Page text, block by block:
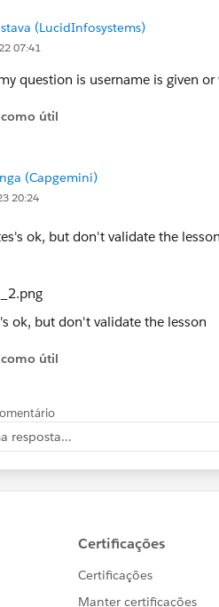
(LucidInfosystems)
07:41
question is username is given
útil
(Capgemini)
20:24
ok, but don't validate the lesson
útil
resposta...